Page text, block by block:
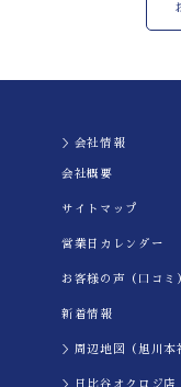
＞会社情報
会社概要
サイトマップ
営業日カレンダー
お客様の声（口コミ
新着情報
＞周辺地図（旭川本
＞日比谷オクロジ店